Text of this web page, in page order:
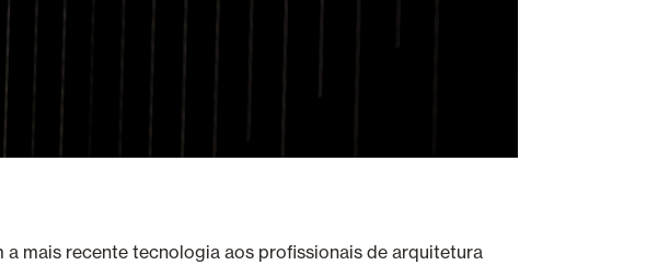
mais recente tecnologia aos profissionais de arquitetura